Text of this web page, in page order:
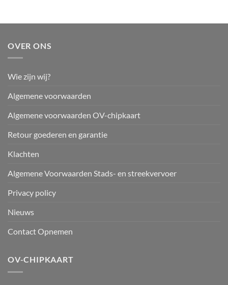
OVER ONS
Wie zijn wij?
Algemene voorwaarden
Algemene voorwaarden OV-chipkaart
Retour goederen en garantie
Klachten
Algemene Voorwaarden Stads- en streekvervoer
Privacy policy
Nieuws
Contact Opnemen
OV-CHIPKAART